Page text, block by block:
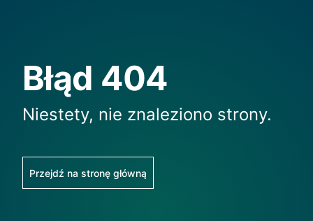
Błąd 404
Niestety, nie znaleziono strony.
Przejdź na stronę główną